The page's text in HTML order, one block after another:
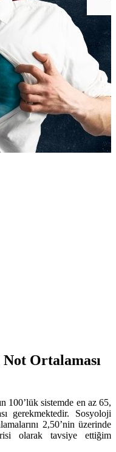
Ortalaması
100’lük sistemde en az 65,
gerekmektedir. Sosyoloji
2,50’nin üzerinde
olarak tavsiye ettiğim